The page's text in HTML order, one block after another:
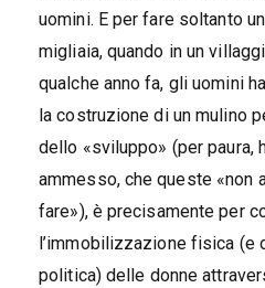
uomini. E per fare soltanto
migliaia, quando in un
qualche anno fa, gli uomini
la costruzione di un mulino
dello «sviluppo» (per paura,
ammesso, che queste «non
fare»), è precisamente per
l’immobilizzazione fisica (e
politica) delle donne